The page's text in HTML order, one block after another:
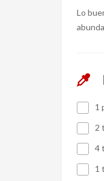
Lo
1
2
4
1